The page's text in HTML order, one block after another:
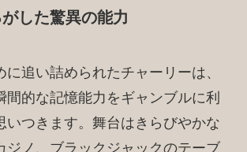
した驚異の能力
追い詰められたチャーリーは、
間的な記憶能力をギャンブルに利
いつきます。舞台はきらびやかな
ジノ、ブラックジャックのテーブ